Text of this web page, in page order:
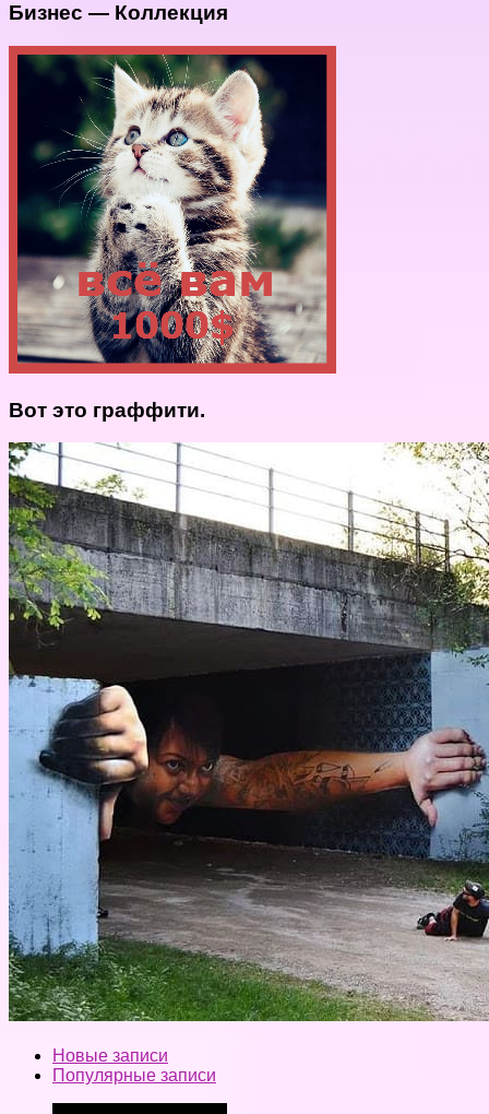
Бизнес — Коллекция
Вот это граффити.
Новые записи
Популярные записи